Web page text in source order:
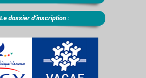
Le dossier d’inscription :